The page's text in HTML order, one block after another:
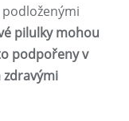
pilulky mohou
podpořeny v